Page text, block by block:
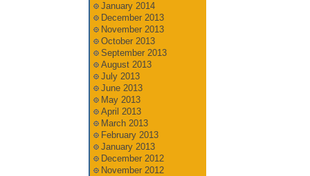
January 2014
December 2013
November 2013
October 2013
September 2013
August 2013
July 2013
June 2013
May 2013
April 2013
March 2013
February 2013
January 2013
December 2012
November 2012